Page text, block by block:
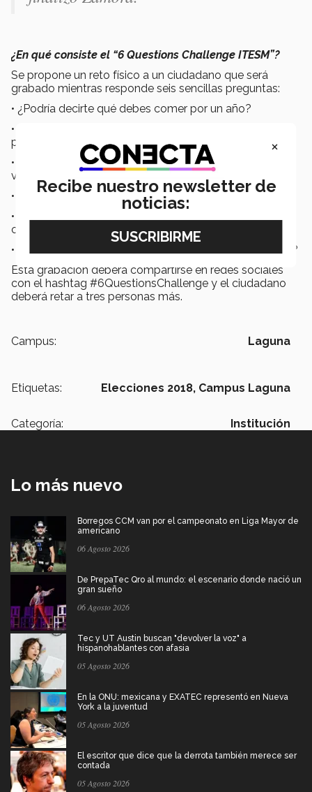
¿En qué consiste el “6 Questions Challenge ITESM”?
Se propone un reto físico a un ciudadano que será
grabado mientras responde seis sencillas preguntas:
• ¿Podría decirte qué debes comer por un año?
• ¿Me dejarías escoger la ropa que debes usar el
próximo año?
• ¿Me dejarías llevar las llaves de tu casa si te vas de
vacaciones?
• ¿Puedo cuidar todo tu dinero?
• ¿Puedo escoger a la persona con la que te debes de
casar?
• ¿Dejarás que yo elija por ti en las próximas elecciones?
Esta grabación deberá compartirse en redes sociales
con el hashtag #6QuestionsChallenge y el ciudadano
deberá retar a tres personas más.
Campus: Laguna
Etiquetas: Elecciones 2018, Campus Laguna
Categoría: Institución
Lo más nuevo
Borregos CCM van por el campeonato en Liga Mayor de
americano
06 Agosto 2026
De PrepaTec Qro al mundo: el escenario donde nació un
gran sueño
06 Agosto 2026
Tec y UT Austin buscan "devolver la voz" a
hispanohablantes con afasia
05 Agosto 2026
En la ONU: mexicana y EXATEC representó en Nueva
York a la juventud
05 Agosto 2026
El escritor que dice que la derrota también merece ser
contada
05 Agosto 2026
×
Recibe nuestro newsletter de
noticias: